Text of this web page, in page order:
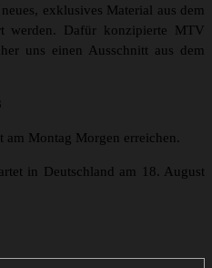
exklusives Material aus dem
werden. Dafür konzipierte MTV
uns einen Ausschnitt aus dem
Montag Morgen erreichen.
in Deutschland am 18. August